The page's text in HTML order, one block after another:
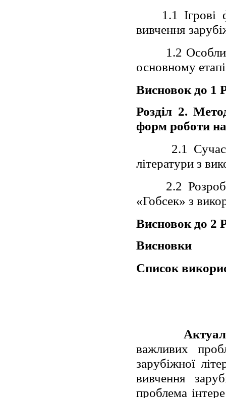
1.1
вивчення
1.2
основному
Висновок до 1
Розділ 2.
форм роботи
2.1
літератури з
2.2
«Гобсек» з
Висновок до 2
Висновки
Список
важливих
зарубіжної
вивчення
проблема